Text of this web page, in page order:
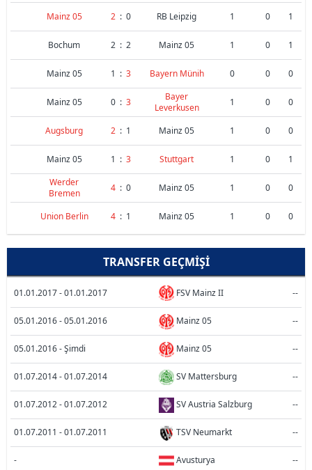
Mainz 05 2 : 0 RB Leipzig 1 0 1
Bochum 2 : 2 Mainz 05 1 0 1
Mainz 05 1 : 3 Bayern Münih 0 0 0
Mainz 05 0 : 3
Bayer
Leverkusen
1 0 0
Augsburg 2 : 1 Mainz 05 1 0 0
Mainz 05 1 : 3 Stuttgart 1 0
1
Werder
Bremen
4 : 0 Mainz 05 1 0 0
Union Berlin 4 : 1 Mainz 05 1 0 0
TRANSFER GEÇMIŞI
01.01.2017 - 01.01.2017 FSV Mainz II --
05.01.2016 - 05.01.2016 Mainz 05 --
05.01.2016 - Şimdi Mainz 05 --
01.07.2014 - 01.07.2014 SV Mattersburg --
01.07.2012 - 01.07.2012 SV Austria Salzburg --
01.07.2011 - 01.07.2011 TSV Neumarkt --
- Avusturya --